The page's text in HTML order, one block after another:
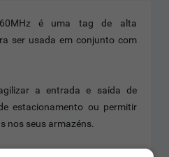
é uma tag de alta
ser usada em conjunto com
a entrada e saída de
estacionamento ou permitir
nos seus armazéns.